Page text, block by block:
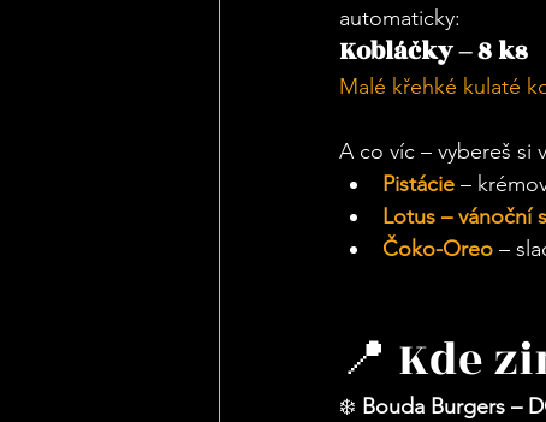
automaticky:
Kobláčky – 8 ks
Malé křehké kulaté
A co víc – vybereš si
Pistácie –
Lotus – vánoční
Čoko-Oreo –
📍 Kde
❄️ Bouda Burgers –